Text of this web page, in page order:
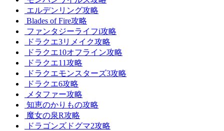
エルデンリング攻略
Blades of Fire攻略
ファンタジーライフi攻略
ドラクエ3リメイク攻略
ドラクエ10オフライン攻略
ドラクエ11攻略
ドラクエモンスターズ3攻略
ドラクエ6攻略
メタファー攻略
知恵のかりもの攻略
魔女の泉R攻略
ドラゴンズドグマ2攻略